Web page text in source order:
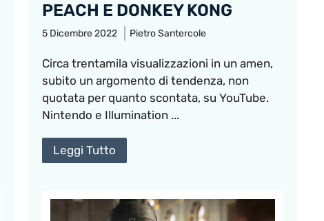
PEACH E DONKEY KONG
5 Dicembre 2022 Pietro Santercole
Circa trentamila visualizzazioni in un amen,
subito un argomento di tendenza, non
quotata per quanto scontata, su YouTube.
Nintendo e Illumination ...
Leggi Tutto